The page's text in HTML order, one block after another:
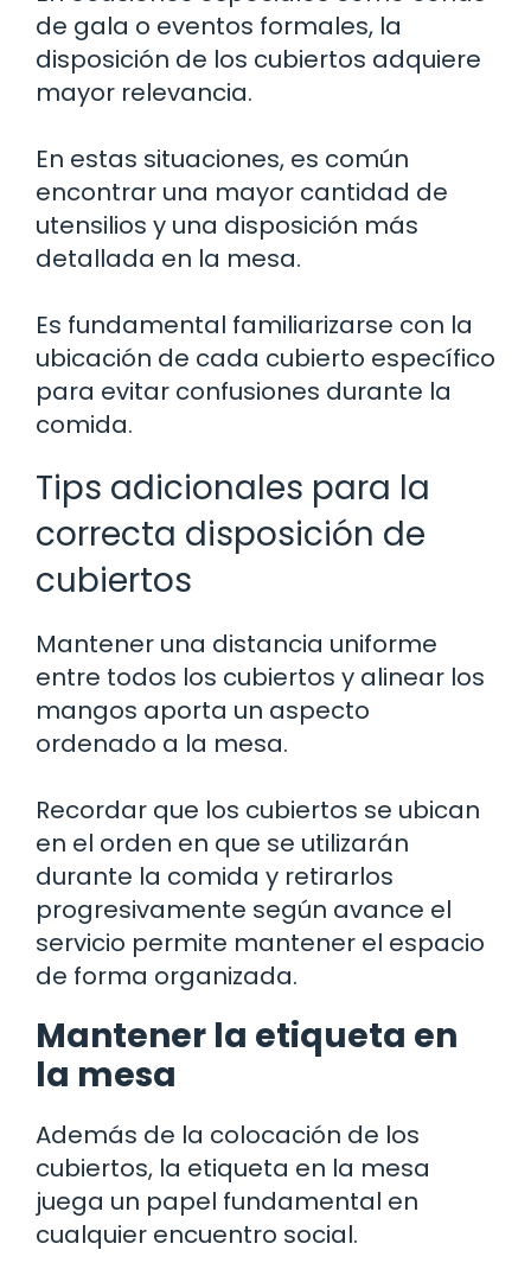
de gala o eventos formales, la
disposición de los cubiertos adquiere
mayor relevancia.
En estas situaciones, es común
encontrar una mayor cantidad de
utensilios y una disposición más
detallada en la mesa.
Es fundamental familiarizarse con la
ubicación de cada cubierto específico
para evitar confusiones durante la
comida.
Tips adicionales para la
correcta disposición de
cubiertos
Mantener una distancia uniforme
entre todos los cubiertos y alinear los
mangos aporta un aspecto
ordenado a la mesa.
Recordar que los cubiertos se ubican
en el orden en que se utilizarán
durante la comida y retirarlos
progresivamente según avance el
servicio permite mantener el espacio
de forma organizada.
Mantener la etiqueta en
la mesa
Además de la colocación de los
cubiertos, la etiqueta en la mesa
juega un papel fundamental en
cualquier encuentro social.